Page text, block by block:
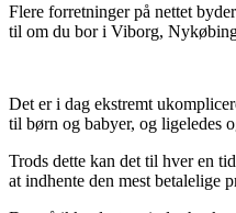
Flere forretninger på nettet
til om du bor i Viborg,
Det er i dag ekstremt
til børn og babyer, og ligeledes
Trods dette kan det til hver en
at indhente den mest betalelige